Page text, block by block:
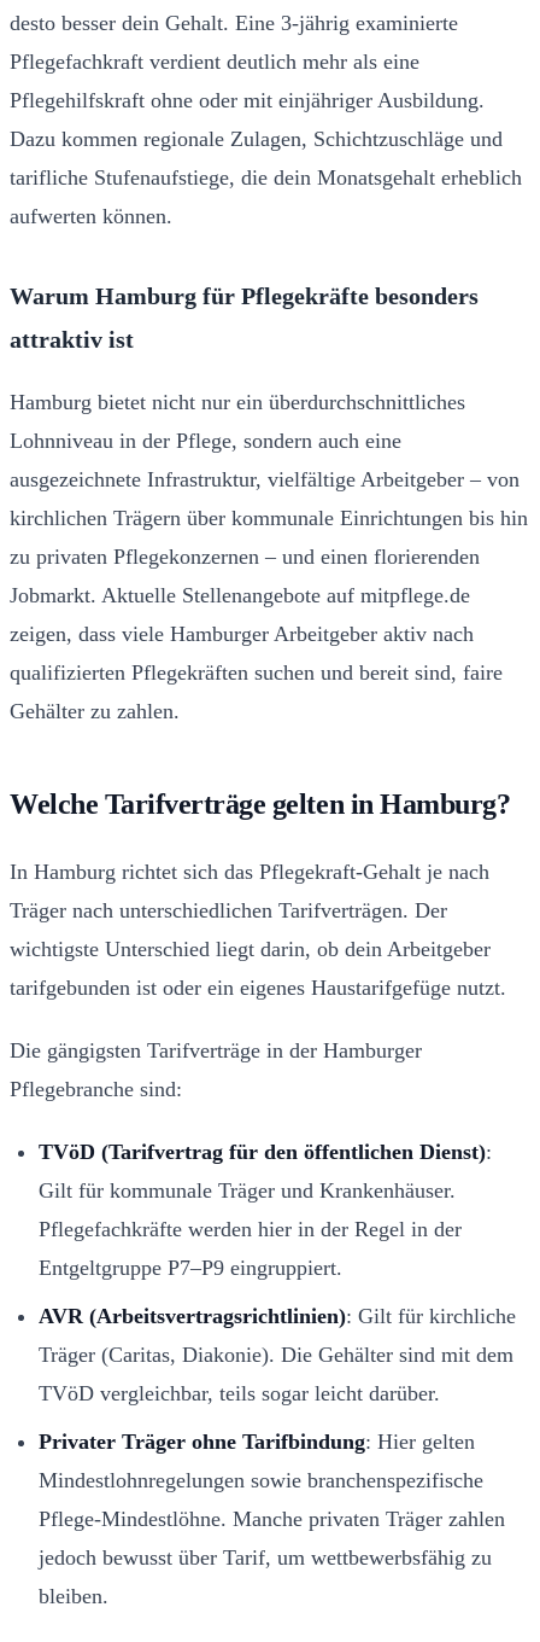
desto besser dein Gehalt. Eine 3-jährig examinierte
Pflegefachkraft verdient deutlich mehr als eine
Pflegehilfskraft ohne oder mit einjähriger Ausbildung.
Dazu kommen regionale Zulagen, Schichtzuschläge und
tarifliche Stufenaufstiege, die dein Monatsgehalt erheblich
aufwerten können.
Warum Hamburg für Pflegekräfte besonders
attraktiv ist
Hamburg bietet nicht nur ein überdurchschnittliches
Lohnniveau in der Pflege, sondern auch eine
ausgezeichnete Infrastruktur, vielfältige Arbeitgeber – von
kirchlichen Trägern über kommunale Einrichtungen bis hin
zu privaten Pflegekonzernen – und einen florierenden
Jobmarkt. Aktuelle Stellenangebote auf mitpflege.de
zeigen, dass viele Hamburger Arbeitgeber aktiv nach
qualifizierten Pflegekräften suchen und bereit sind, faire
Gehälter zu zahlen.
Welche Tarifverträge gelten in Hamburg?
In Hamburg richtet sich das Pflegekraft-Gehalt je nach
Träger nach unterschiedlichen Tarifverträgen. Der
wichtigste Unterschied liegt darin, ob dein Arbeitgeber
tarifgebunden ist oder ein eigenes Haustarifgefüge nutzt.
Die gängigsten Tarifverträge in der Hamburger
Pflegebranche sind:
TVöD (Tarifvertrag für den öffentlichen Dienst):
Gilt für kommunale Träger und Krankenhäuser.
Pflegefachkräfte werden hier in der Regel in der
Entgeltgruppe P7–P9 eingruppiert.
AVR (Arbeitsvertragsrichtlinien): Gilt für kirchliche
Träger (Caritas, Diakonie). Die Gehälter sind mit dem
TVöD vergleichbar, teils sogar leicht darüber.
Privater Träger ohne Tarifbindung: Hier gelten
Mindestlohnregelungen sowie branchenspezifische
Pflege-Mindestlöhne. Manche privaten Träger zahlen
jedoch bewusst über Tarif, um wettbewerbsfähig zu
bleiben.